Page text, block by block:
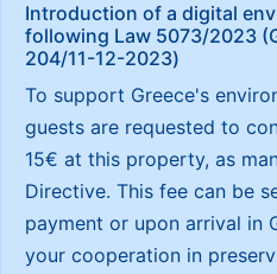
Introduction of a digital
following Law 5073/2023
204/11-12-2023)
To support Greece's
guests are requested to
15€ at this property, as
Directive. This fee can be
payment or upon arrival in
your cooperation in